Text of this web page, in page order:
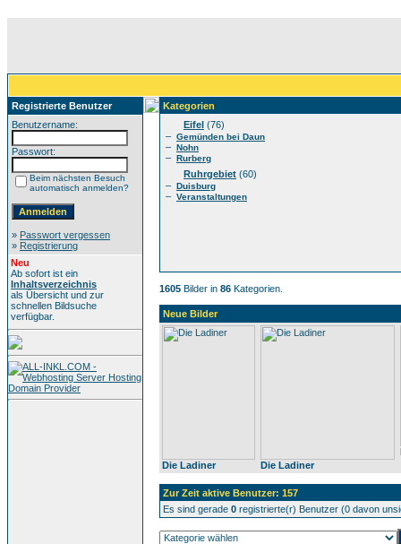
Registrierte Benutzer
Benutzername:
Passwort:
Beim nächsten Besuch
automatisch anmelden?
» Passwort vergessen
» Registrierung
Neu
Ab sofort ist ein
Inhaltsverzeichnis
als Übersicht und zur
schnellen Bildsuche
verfügbar.
Kategorien
Eifel (76)
– Gemünden bei Daun
– Nohn
– Rurberg
Ruhrgebiet (60)
– Duisburg
– Veranstaltungen
1605 Bilder in 86 Kategorien.
Neue Bilder
Die Ladiner Die Ladiner
Zur Zeit aktive Benutzer: 157
Es sind gerade 0 registrierte(r) Benutzer (0 davon